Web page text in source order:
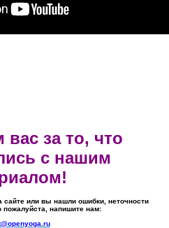
вас за то, что
с нашим
сайте или вы нашли ошибки, неточности
пожалуйста, напишите нам: